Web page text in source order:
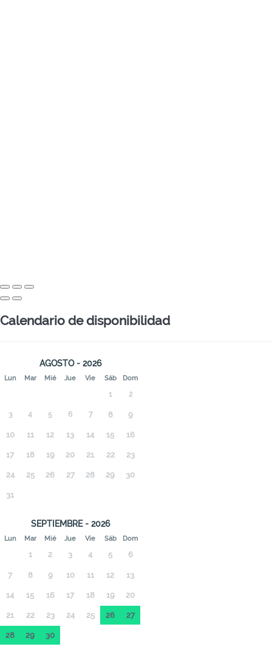
Calendario de disponibilidad
AGOSTO - 2026
Lun Mar Mié Jue Vie Sáb Dom
1 2
3 4 5 6 7 8 9
10 11 12 13 14 15 16
17 18 19 20 21 22 23
24 25 26 27 28 29 30
31
SEPTIEMBRE - 2026
Lun Mar Mié Jue Vie Sáb Dom
1 2 3 4 5 6
7 8 9 10 11 12 13
14 15 16 17 18 19 20
21 22 23 24 25 26 27
28 29 30